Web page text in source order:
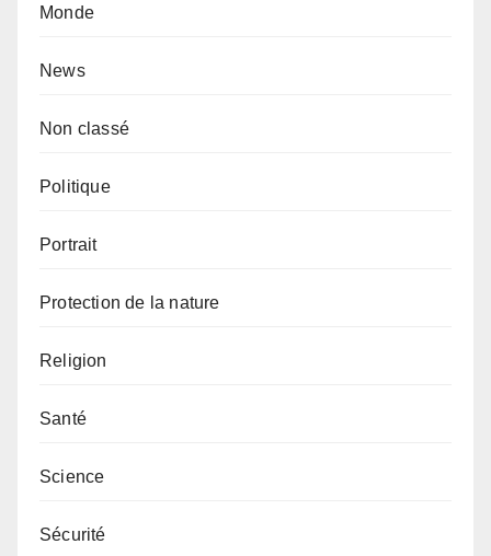
Monde
News
Non classé
Politique
Portrait
Protection de la nature
Religion
Santé
Science
Sécurité